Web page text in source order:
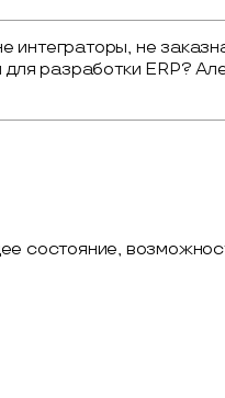
интеграторы, не
разработки ERP?
состояние,